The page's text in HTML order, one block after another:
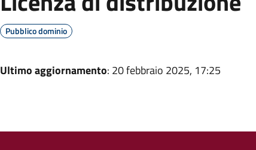
Pubblico dominio
Ultimo aggiornamento: 20 febbraio 2025, 17:25